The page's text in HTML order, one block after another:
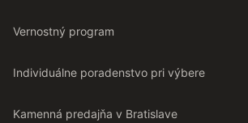
Vernostný program
Individuálne poradenstvo pri výbere
Kamenná predajňa v Bratislave